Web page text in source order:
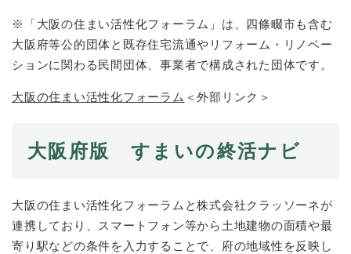
※「大阪の住まい活性化フォーラム」は、四條畷市も含む
大阪府等公的団体と既存住宅流通やリフォーム・リノベー
ションに関わる民間団体、事業者で構成された団体です。
大阪の住まい活性化フォーラム ＜外部リンク＞
大阪府版 すまいの終活ナビ
大阪の住まい活性化フォーラムと株式会社クラッソーネが
連携しており、スマートフォン等から土地建物の面積や最
寄り駅などの条件を入力することで、府の地域性を反映し